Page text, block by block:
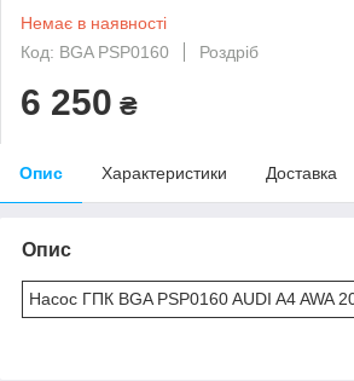
Немає в наявності
Код: BGA PSP0160
Роздріб
6 250 ₴
Опис Характеристики Доставка
Опис
Насос ГПК BGA PSP0160 AUDI A4 AWA